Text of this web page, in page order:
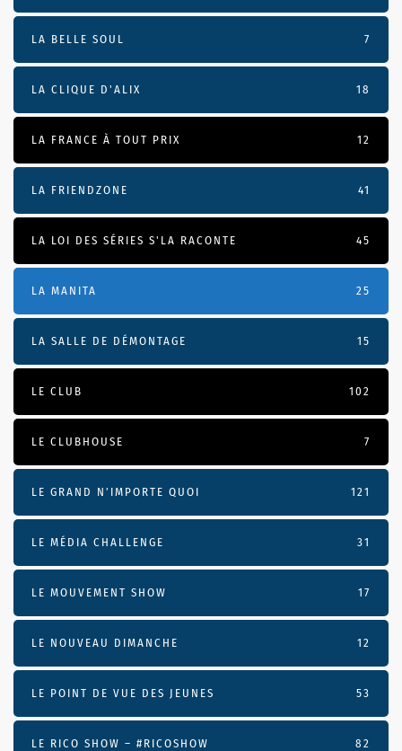
LA BELLE SOUL 7
LA CLIQUE D'ALIX 18
LA FRANCE À TOUT PRIX 12
LA FRIENDZONE 41
LA LOI DES SÉRIES S'LA RACONTE 45
LA MANITA 25
LA SALLE DE DÉMONTAGE 15
LE CLUB 102
LE CLUBHOUSE 7
LE GRAND N’IMPORTE QUOI 121
LE MÉDIA CHALLENGE 31
LE MOUVEMENT SHOW 17
LE NOUVEAU DIMANCHE 12
LE POINT DE VUE DES JEUNES 53
LE RICO SHOW – #RICOSHOW 82